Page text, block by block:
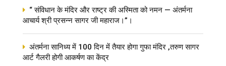
“ संविधान के मंदिर और राष्ट्र की अस्मिता को नमन — अंतर्मना
आचार्य श्री प्रसन्न सागर जी महाराज।”।
अंतर्मना सानिध्य में 100 दिन में तैयार होगा गुफा मंदिर ,तरुण सागर
आर्ट गैलरी होगी आकर्षण का केंद्र